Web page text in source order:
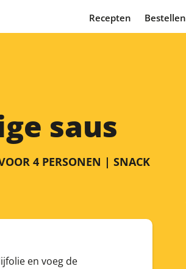
Recepten Bestellen
saus
4 PERSONEN | SNACK
en voeg de